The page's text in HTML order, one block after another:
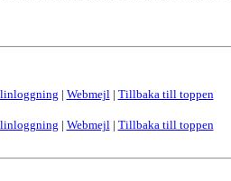
| Webmejl | Tillbaka till toppen
| Webmejl | Tillbaka till toppen